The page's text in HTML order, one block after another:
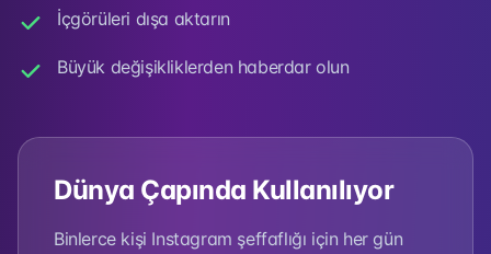
İçgörüleri dışa aktarın
Büyük değişikliklerden haberdar olun
Dünya Çapında Kullanılıyor
Binlerce kişi Instagram şeffaflığı için her gün